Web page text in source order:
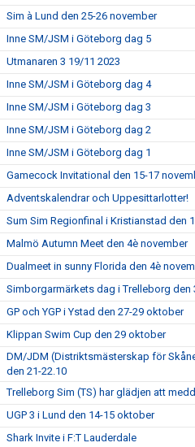
Sim à Lund den 25-26 november
Inne SM/JSM i Göteborg dag 5
Utmanaren 3 19/11 2023
Inne SM/JSM i Göteborg dag 4
Inne SM/JSM i Göteborg dag 3
Inne SM/JSM i Göteborg dag 2
Inne SM/JSM i Göteborg dag 1
Gamecock Invitational den 15-17
Adventskalendrar och Uppesittarlotter!
Sum Sim Regionfinal i Kristianstad den
Malmö Autumn Meet den 4è november
Dualmeet in sunny Florida den 4è
Simborgarmärkets dag i Trelleborg den
GP och YGP i Ystad den 27-29 oktober
Klippan Swim Cup den 29 oktober
DM/JDM (Distriktsmästerskap för
den 21-22.10
Trelleborg Sim (TS) har glädjen att
UGP 3 i Lund den 14-15 oktober
Shark Invite i F:T Lauderdale